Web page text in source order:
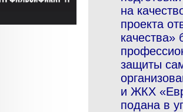
на
проекта
защиты
и ЖКХ
подана в